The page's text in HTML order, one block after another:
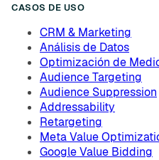
CASOS DE USO
CRM & Marketing
Análisis de Datos
Optimización de
Audience Targeting
Audience Suppression
Addressability
Retargeting
Meta Value
Google Value Bidding